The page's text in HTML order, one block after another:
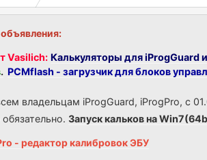
Vasilich: Калькуляторы для iProgGuard
. PCMflash - загрузчик для блоков
владельцам iProgGuard, iProgPro, с
Запуск кальков на
- редактор калибровок ЭБУ